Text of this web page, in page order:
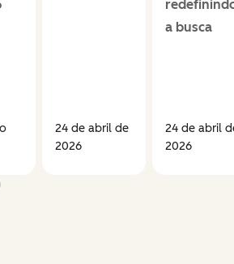
24 de abril de
2026
a busca
24 de abril
2026